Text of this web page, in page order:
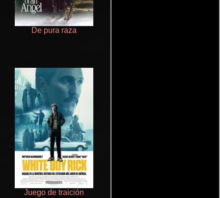
De pura raza
Juego de traición